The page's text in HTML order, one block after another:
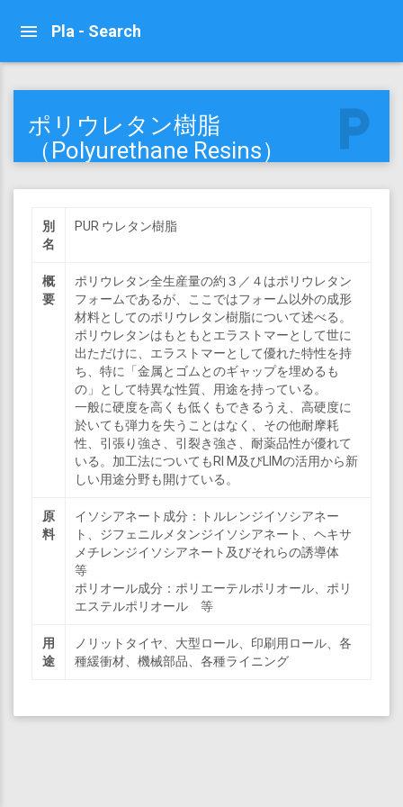
Pla - Search
local_parking
ポリウレタン樹脂
（Polyurethane Resins）
別
名
PUR ウレタン樹脂
概
要
ポリウレタン全生産量の約３／４はポリウレタン
フォームであるが、ここではフォーム以外の成形
材料としてのポリウレタン樹脂について述べる。
ポリウレタンはもともとエラストマーとして世に
出ただけに、エラストマーとして優れた特性を持
ち、特に「金属とゴムとのギャップを埋めるも
の」として特異な性質、用途を持っている。
一般に硬度を高くも低くもできるうえ、高硬度に
於いても弾力を失うことはなく、その他耐摩耗
性、引張り強さ、引裂き強さ、耐薬品性が優れて
いる。加工法についてもRI M及びLIMの活用から新
しい用途分野も開けている。
原
料
イソシアネート成分：トルレンジイソシアネー
ト、ジフェニルメタンジイソシアネート、ヘキサ
メチレンジイソシアネート及びそれらの誘導体
等
ポリオール成分：ポリエーテルポリオール、ポリ
エステルポリオール 等
用
途
ノリットタイヤ、大型ロール、印刷用ロール、各
種緩衝材、機械部品、各種ライニング